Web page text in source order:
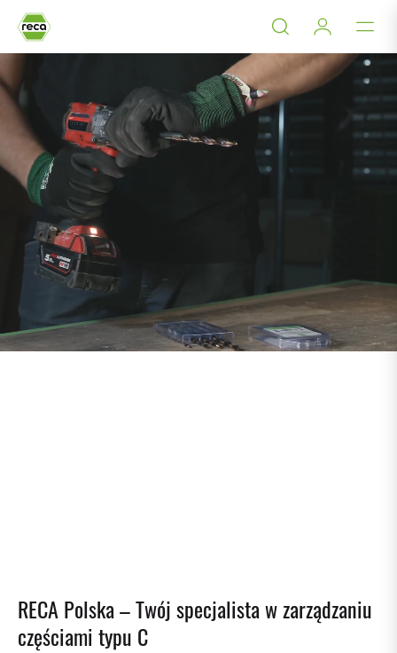
RECA Polska – Twój specjalista w zarządzaniu
częściami typu C